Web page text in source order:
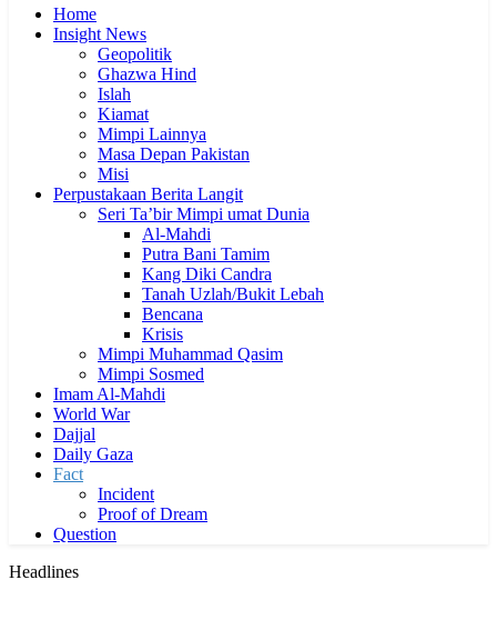
Home
Insight News
Geopolitik
Ghazwa Hind
Islah
Kiamat
Mimpi Lainnya
Masa Depan Pakistan
Misi
Perpustakaan Berita Langit
Seri Ta’bir Mimpi umat Dunia
Al-Mahdi
Putra Bani Tamim
Kang Diki Candra
Tanah Uzlah/Bukit Lebah
Bencana
Krisis
Mimpi Muhammad Qasim
Mimpi Sosmed
Imam Al-Mahdi
World War
Dajjal
Daily Gaza
Fact
Incident
Proof of Dream
Question
Headlines